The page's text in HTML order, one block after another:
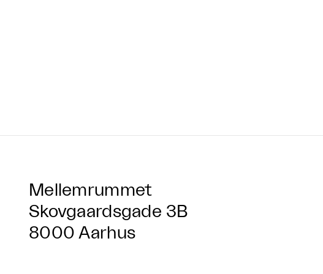
Mellemrummet
Skovgaardsgade 3B
8000 Aarhus